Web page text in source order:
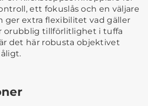
ett fokuslås och en väljare
ger extra flexibilitet vad gäller
orubblig tillförlitlighet i tuffa
det här robusta objektivet